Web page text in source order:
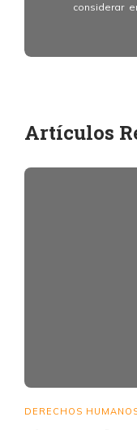
considerar
Artículos
DERECHOS